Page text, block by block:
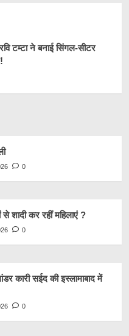
टम्टा ने बनाई सिंगल-सीटर
0
कर रहीं महिलाएं ?
0
कारी सईद की इस्लामाबाद में
0